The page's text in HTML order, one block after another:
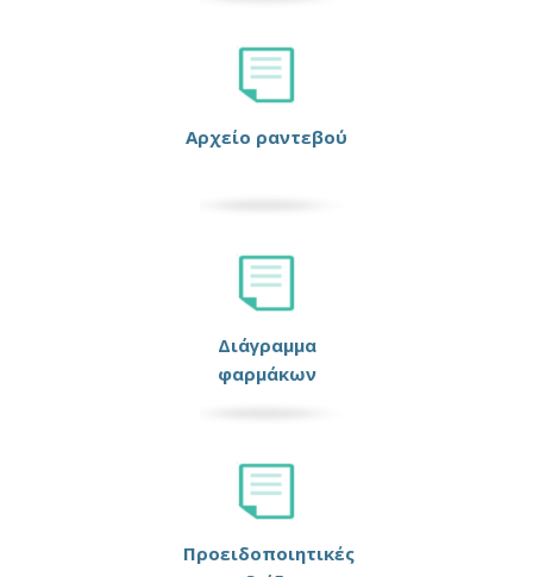
Αρχείο ραντεβού
Διάγραμμα
φαρμάκων
Προειδοποιητικές